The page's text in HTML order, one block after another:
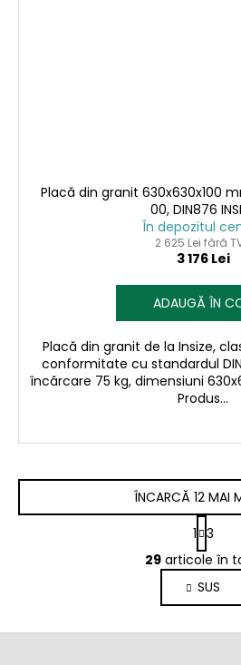
Placă din granit 630x630x100
00, DIN876
În depozitul
2 625 Lei fără
3 176 Lei
ADAUGĂ ÎN
Placă din granit de la Insize,
conformitate cu standardul
încărcare 75 kg, dimensiuni
Produs...
C
o
n
t
r
ÎNCARCĂ 12 MAI
P
a
g
i
n
a
r
1 3
29articole în
SUS